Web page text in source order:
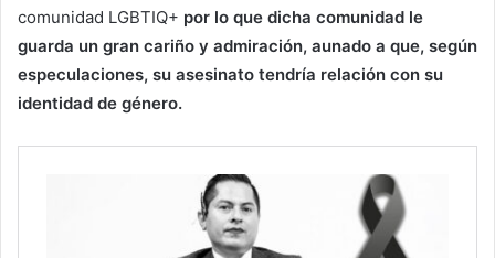
comunidad LGBTIQ+ por lo que dicha comunidad le
guarda un gran cariño y admiración, aunado a que, según
especulaciones, su asesinato tendría relación con su
identidad de género.